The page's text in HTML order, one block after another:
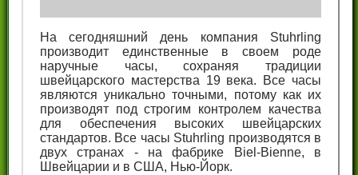
На сегодняшний день компания Stuhrling
производит единственные в своем роде
наручные часы, сохраняя традиции
швейцарского мастерства 19 века. Все часы
являются уникально точными, потому как их
производят под строгим контролем качества
для обеспечения высоких швейцарских
стандартов. Все часы Stuhrling производятся в
двух странах - на фабрике Biel-Bienne, в
Швейцарии и в США, Нью-Йорк.